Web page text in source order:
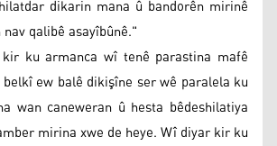
dikarin mana û bandorên mirinê
qalibê asayîbûnê."
ku armanca wî tenê parastina mafê
ew balê dikişîne ser wê paralela ku
wan caneweran û hesta bêdeshilatiya
mirina xwe de heye. Wî diyar kir ku